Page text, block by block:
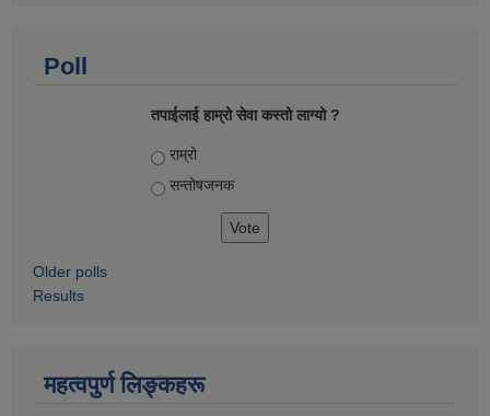
Poll
तपाईलाई हाम्रो सेवा कस्तो लाग्यो ?
Choices
राम्रो
सन्तोषज‍नक
Older polls
Results
महत्वपुर्ण लिङ्कहरू